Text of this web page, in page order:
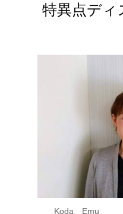
特異点ディ
Koda Emu